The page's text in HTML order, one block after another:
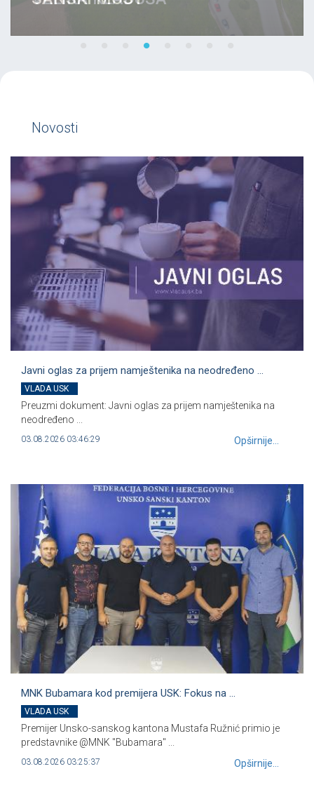
Novosti
Javni oglas za prijem namještenika na neodređeno ...
VLADA USK
Preuzmi dokument: Javni oglas za prijem namještenika na
neodređeno ...
03.08.2026 03:46:29 Opširnije...
MNK Bubamara kod premijera USK: Fokus na ...
VLADA USK
Premijer Unsko-sanskog kantona Mustafa Ružnić primio je
predstavnike @MNK "Bubamara" ...
03.08.2026 03:25:37 Opširnije...